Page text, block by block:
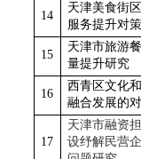
14
天津美食街
服务提升对
15
天津市旅游
量提升研究
16
西青区文化
融合发展的
17
天津市融资
设纾解民营